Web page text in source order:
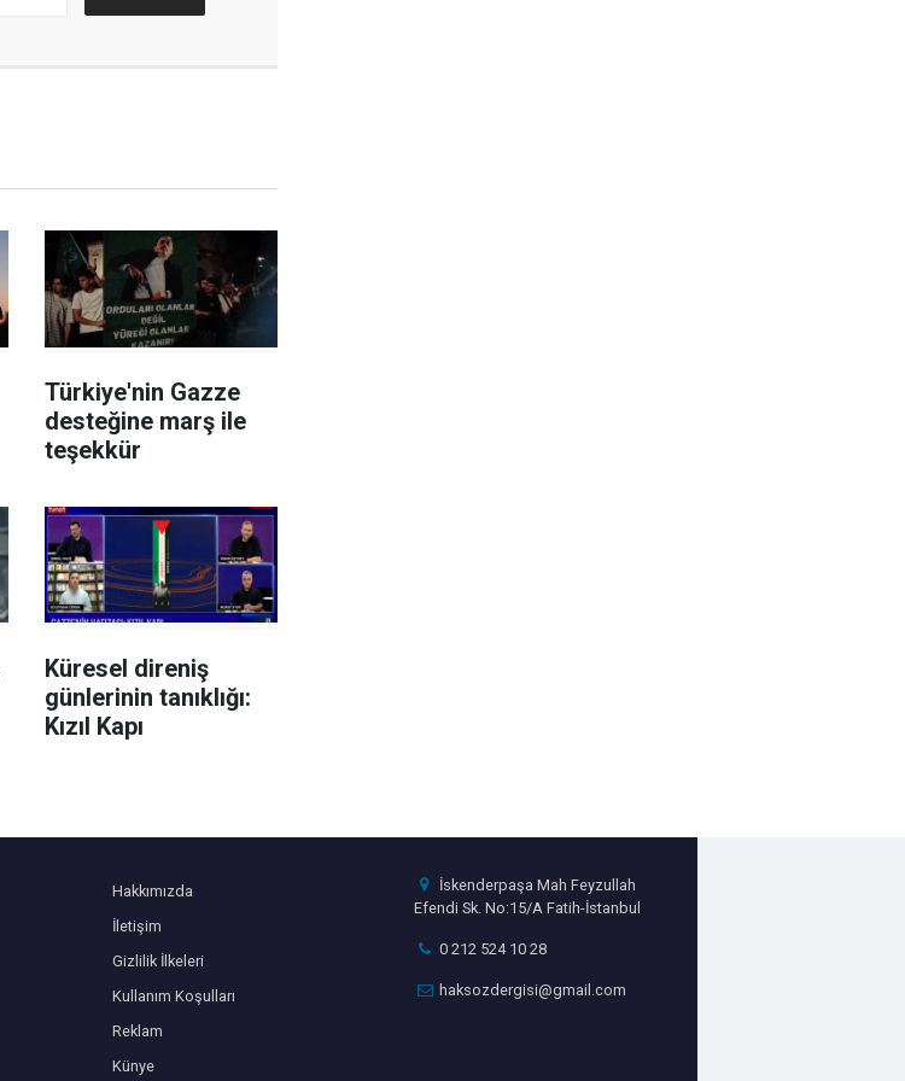
Türkiye'nin Gazze
desteğine marş ile
teşekkür
Küresel direniş
günlerinin tanıklığı:
Kızıl Kapı
Hakkımızda
İletişim
Gizlilik İlkeleri
Kullanım Koşulları
Reklam
Künye
İskenderpaşa Mah Feyzullah
Efendi Sk. No:15/A Fatih-İstanbul
0 212 524 10 28
haksozdergisi@gmail.com